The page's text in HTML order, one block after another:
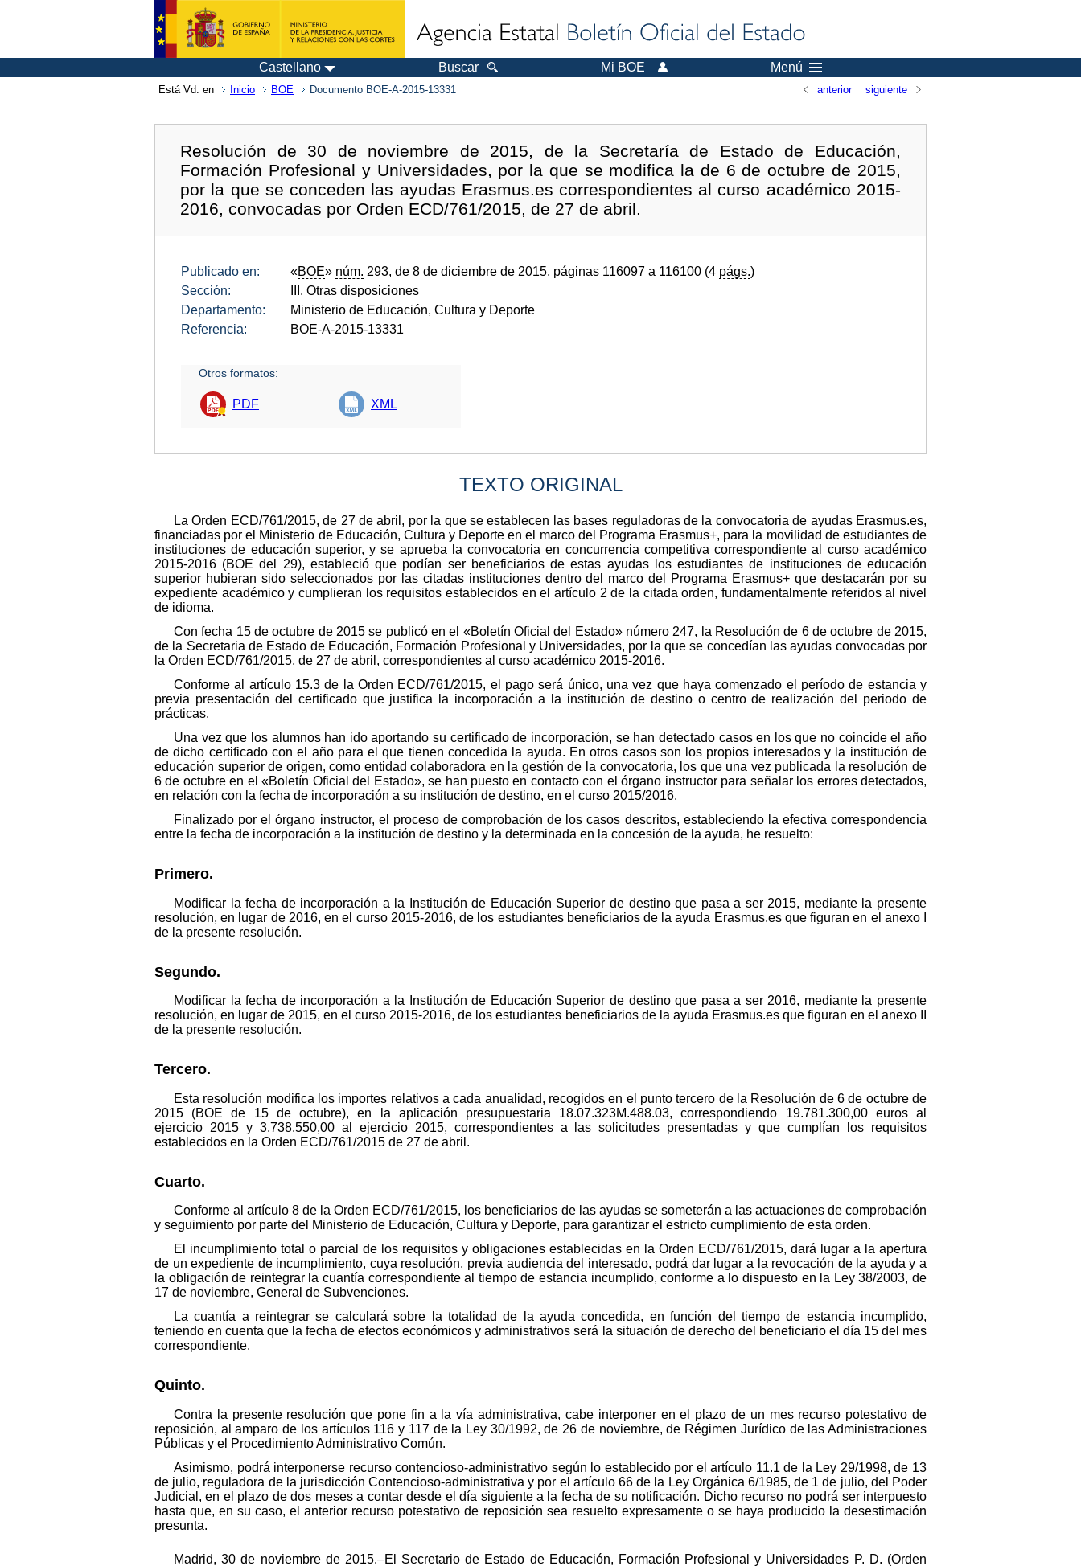
Castellano Buscar Mi BOE Menú
Está Vd. en Inicio BOE Documento BOE-A-2015-13331 anterior siguiente
Resolución de 30 de noviembre de 2015, de la Secretaría de Estado de Educación,
Formación Profesional y Universidades, por la que se modifica la de 6 de octubre de 2015,
por la que se conceden las ayudas Erasmus.es correspondientes al curso académico 2015-
2016, convocadas por Orden ECD/761/2015, de 27 de abril.
Publicado en: «BOE» núm. 293, de 8 de diciembre de 2015, páginas 116097 a 116100 (4 págs.)
Sección:
III. Otras disposiciones
Departamento:
Ministerio de Educación, Cultura y Deporte
Referencia:
BOE-A-2015-13331
Otros formatos:
PDF XML
TEXTO ORIGINAL
La Orden ECD/761/2015, de 27 de abril, por la que se establecen las bases reguladoras de la convocatoria de ayudas Erasmus.es,
financiadas por el Ministerio de Educación, Cultura y Deporte en el marco del Programa Erasmus+, para la movilidad de estudiantes de
instituciones de educación superior, y se aprueba la convocatoria en concurrencia competitiva correspondiente al curso académico
2015-2016 (BOE del 29), estableció que podían ser beneficiarios de estas ayudas los estudiantes de instituciones de educación
superior hubieran sido seleccionados por las citadas instituciones dentro del marco del Programa Erasmus+ que destacarán por su
expediente académico y cumplieran los requisitos establecidos en el artículo 2 de la citada orden, fundamentalmente referidos al nivel
de idioma.
Con fecha 15 de octubre de 2015 se publicó en el «Boletín Oficial del Estado» número 247, la Resolución de 6 de octubre de 2015,
de la Secretaria de Estado de Educación, Formación Profesional y Universidades, por la que se concedían las ayudas convocadas por
la Orden ECD/761/2015, de 27 de abril, correspondientes al curso académico 2015-2016.
Conforme al artículo 15.3 de la Orden ECD/761/2015, el pago será único, una vez que haya comenzado el período de estancia y
previa presentación del certificado que justifica la incorporación a la institución de destino o centro de realización del periodo de
prácticas.
Una vez que los alumnos han ido aportando su certificado de incorporación, se han detectado casos en los que no coincide el año
de dicho certificado con el año para el que tienen concedida la ayuda. En otros casos son los propios interesados y la institución de
educación superior de origen, como entidad colaboradora en la gestión de la convocatoria, los que una vez publicada la resolución de
6 de octubre en el «Boletín Oficial del Estado», se han puesto en contacto con el órgano instructor para señalar los errores detectados,
en relación con la fecha de incorporación a su institución de destino, en el curso 2015/2016.
Finalizado por el órgano instructor, el proceso de comprobación de los casos descritos, estableciendo la efectiva correspondencia
entre la fecha de incorporación a la institución de destino y la determinada en la concesión de la ayuda, he resuelto:
Primero.
Modificar la fecha de incorporación a la Institución de Educación Superior de destino que pasa a ser 2015, mediante la presente
resolución, en lugar de 2016, en el curso 2015-2016, de los estudiantes beneficiarios de la ayuda Erasmus.es que figuran en el anexo I
de la presente resolución.
Segundo.
Modificar la fecha de incorporación a la Institución de Educación Superior de destino que pasa a ser 2016, mediante la presente
resolución, en lugar de 2015, en el curso 2015-2016, de los estudiantes beneficiarios de la ayuda Erasmus.es que figuran en el anexo II
de la presente resolución.
Tercero.
Esta resolución modifica los importes relativos a cada anualidad, recogidos en el punto tercero de la Resolución de 6 de octubre de
2015 (BOE de 15 de octubre), en la aplicación presupuestaria 18.07.323M.488.03, correspondiendo 19.781.300,00 euros al
ejercicio 2015 y 3.738.550,00 al ejercicio 2015, correspondientes a las solicitudes presentadas y que cumplían los requisitos
establecidos en la Orden ECD/761/2015 de 27 de abril.
Cuarto.
Conforme al artículo 8 de la Orden ECD/761/2015, los beneficiarios de las ayudas se someterán a las actuaciones de comprobación
y seguimiento por parte del Ministerio de Educación, Cultura y Deporte, para garantizar el estricto cumplimiento de esta orden.
El incumplimiento total o parcial de los requisitos y obligaciones establecidas en la Orden ECD/761/2015, dará lugar a la apertura
de un expediente de incumplimiento, cuya resolución, previa audiencia del interesado, podrá dar lugar a la revocación de la ayuda y a
la obligación de reintegrar la cuantía correspondiente al tiempo de estancia incumplido, conforme a lo dispuesto en la Ley 38/2003, de
17 de noviembre, General de Subvenciones.
La cuantía a reintegrar se calculará sobre la totalidad de la ayuda concedida, en función del tiempo de estancia incumplido,
teniendo en cuenta que la fecha de efectos económicos y administrativos será la situación de derecho del beneficiario el día 15 del mes
correspondiente.
Quinto.
Contra la presente resolución que pone fin a la vía administrativa, cabe interponer en el plazo de un mes recurso potestativo de
reposición, al amparo de los artículos 116 y 117 de la Ley 30/1992, de 26 de noviembre, de Régimen Jurídico de las Administraciones
Públicas y el Procedimiento Administrativo Común.
Asimismo, podrá interponerse recurso contencioso-administrativo según lo establecido por el artículo 11.1 de la Ley 29/1998, de 13
de julio, reguladora de la jurisdicción Contencioso-administrativa y por el artículo 66 de la Ley Orgánica 6/1985, de 1 de julio, del Poder
Judicial, en el plazo de dos meses a contar desde el día siguiente a la fecha de su notificación. Dicho recurso no podrá ser interpuesto
hasta que, en su caso, el anterior recurso potestativo de reposición sea resuelto expresamente o se haya producido la desestimación
presunta.
Madrid, 30 de noviembre de 2015.–El Secretario de Estado de Educación, Formación Profesional y Universidades P. D. (Orden